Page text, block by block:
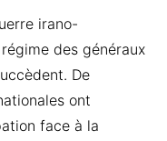
irano-
des généraux
De
ont
face à la